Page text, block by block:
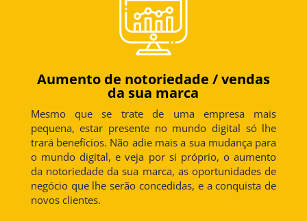
Aumento de notoriedade / vendas
da sua marca
Mesmo que se trate de uma empresa mais
pequena, estar presente no mundo digital só lhe
trará benefícios. Não adie mais a sua mudança para
o mundo digital, e veja por si próprio, o aumento
da notoriedade da sua marca, as oportunidades de
negócio que lhe serão concedidas, e a conquista de
novos clientes.